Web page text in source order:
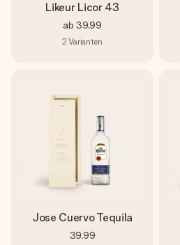
Likeur Licor 43
ab 39,99
2 Varianten
Jose Cuervo Tequila
39,99